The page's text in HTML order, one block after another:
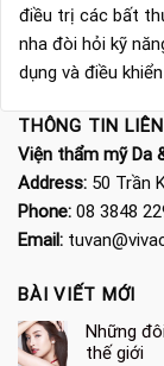
điều trị các bất
nha đòi hỏi kỹ
dụng và điều
THÔNG TIN
Viện thẩm mỹ Da
Address: 50 Trần
Phone: 08 3848
Email:
BÀI VIẾT MỚI
Những
thế giới